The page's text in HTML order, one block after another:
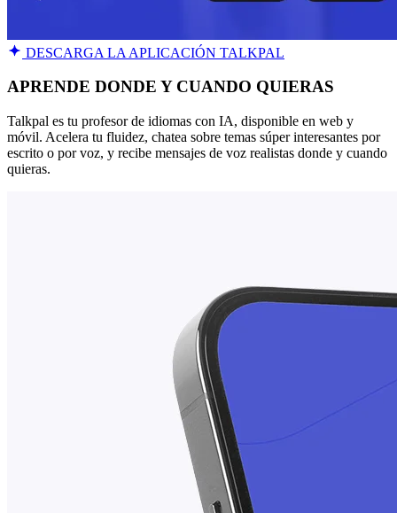
DESCARGA LA APLICACIÓN TALKPAL
APRENDE DONDE Y CUANDO QUIERAS
Talkpal es tu profesor de idiomas con IA, disponible en web y
móvil. Acelera tu fluidez, chatea sobre temas súper interesantes por
escrito o por voz, y recibe mensajes de voz realistas donde y cuando
quieras.